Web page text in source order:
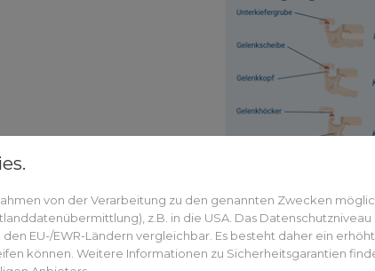
Die Bedeutung der
Ein zentraler funktioneller Faktor innerhalb
von der Verarbeitung zu den genannten Zwecken
z.B. in die USA. Das
EU-/EWR-Ländern vergleichbar. Es besteht daher ein
können. Weitere Informationen zu Sicherheitsgarantien